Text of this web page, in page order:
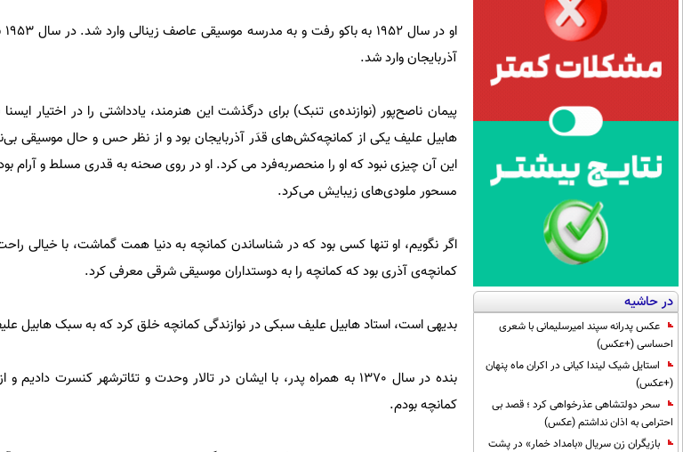
در حاشیه
عکس پدرانه سپند امیرسلیمانی با شعری
احساسی (+عکس)
استایل شیک لیندا کیانی در اکران ماه پنهان
(+عکس)
سحر دولتشاهی عذرخواهی کرد ؛ قصد بی
احترامی به اذان نداشتم (عکس)
بازیگران زن سریال «بامداد خمار» در پشت
آذربایجان وارد شد.
پیمان ناصح‌پور (نوازنده‌ی تنبک) برای درگذشت این هنرمند، یادداشتی را در اختیار
هابیل علیف یکی از کمانچه‌کش‌های قدَر آذربایجان بود و از نظر حس و حال موسیقی
این آن چیزی نبود که او را منحصربه‌فرد می کرد. او در روی صحنه به قدری مسلط و آرام
مسحور ملودی‌های زیبایش می‌کرد.
اگر نگویم، او تنها کسی بود که در شناساندن کمانچه به دنیا همت گماشت، با خیالی
کمانچه‌ی آذری بود که کمانچه را به دوستداران موسیقی شرقی معرفی کرد.
بدیهی است، استاد هابیل علیف سبکی در نوازندگی کمانچه خلق کرد که به سبک هابیل
بنده در سال 1370 به همراه پدر، با ایشان در تالار وحدت و تئاترشهر کنسرت
کمانچه بودم.